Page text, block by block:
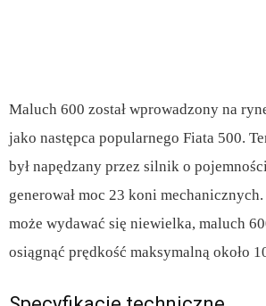
Maluch 600 został wprowadzony na
jako następca popularnego Fiata 500.
był napędzany przez silnik o
generował moc 23 koni
może wydawać się niewielka, maluch
osiągnąć prędkość maksymalną około